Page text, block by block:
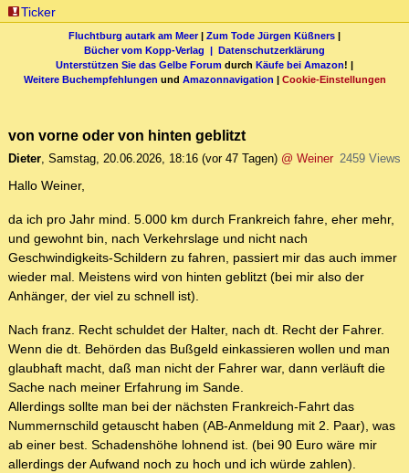
Ticker
Fluchtburg autark am Meer| Zum Tode Jürgen Küßners |
Bücher vom Kopp-Verlag | Datenschutzerklärung
Unterstützen Sie das Gelbe Forum durch Käufe bei Amazon! |
Weitere Buchempfehlungen und Amazonnavigation | Cookie-Einstellungen
von vorne oder von hinten geblitzt
Dieter, Samstag, 20.06.2026, 18:16 (vor 47 Tagen) @ Weiner 2459 Views
Hallo Weiner,
da ich pro Jahr mind. 5.000 km durch Frankreich fahre, eher mehr,
und gewohnt bin, nach Verkehrslage und nicht nach
Geschwindigkeits-Schildern zu fahren, passiert mir das auch immer
wieder mal. Meistens wird von hinten geblitzt (bei mir also der
Anhänger, der viel zu schnell ist).
Nach franz. Recht schuldet der Halter, nach dt. Recht der Fahrer.
Wenn die dt. Behörden das Bußgeld einkassieren wollen und man
glaubhaft macht, daß man nicht der Fahrer war, dann verläuft die
Sache nach meiner Erfahrung im Sande.
Allerdings sollte man bei der nächsten Frankreich-Fahrt das
Nummernschild getauscht haben (AB-Anmeldung mit 2. Paar), was
ab einer best. Schadenshöhe lohnend ist. (bei 90 Euro wäre mir
allerdings der Aufwand noch zu hoch und ich würde zahlen).